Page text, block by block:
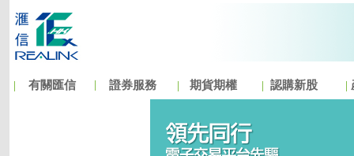
有關匯信 證券服務 期貨期權 認購新股